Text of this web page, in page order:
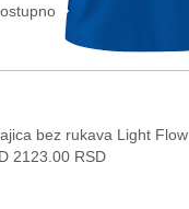
bez rukava Light Flow
2123.00 RSD